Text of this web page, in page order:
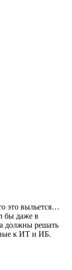
это выльется…
бы даже в
должны решать
к ИТ и ИБ.